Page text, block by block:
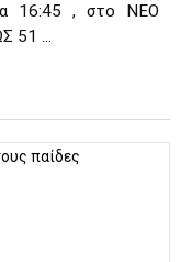
16:45 , στο ΝΕΟ
51 ...